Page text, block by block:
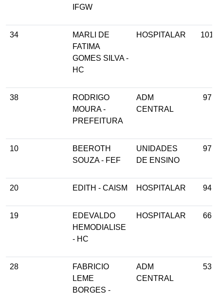
IFGW
34
MARLI DE
FATIMA
GOMES SILVA -
HC
HOSPITALAR 101
38
RODRIGO
MOURA -
PREFEITURA
ADM
CENTRAL
97
10
BEEROTH
SOUZA - FEF
UNIDADES
DE ENSINO
97
20 EDITH - CAISM HOSPITALAR 94
19
EDEVALDO
HEMODIALISE
- HC
HOSPITALAR 66
28
FABRICIO
LEME
BORGES -
ADM
CENTRAL
53